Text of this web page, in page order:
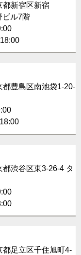
都新宿区新宿
ビル7階
都豊島区南池袋1-20-
都渋谷区東3-26-4 タ
都足立区千住旭町4-